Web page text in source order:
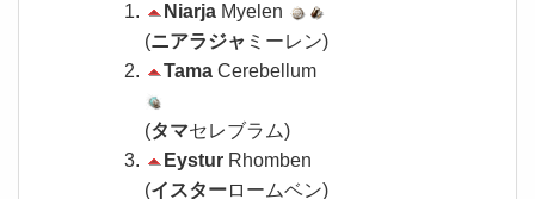
Niarja Myelen
(ニアラジャ ミーレン)
Tama Cerebellum
(タマセレブラム)
Eystur Rhomben
(イスターロームベン)